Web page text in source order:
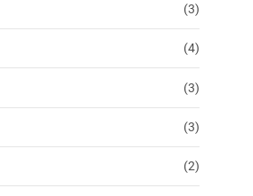
(3)
(4)
(3)
(3)
(2)